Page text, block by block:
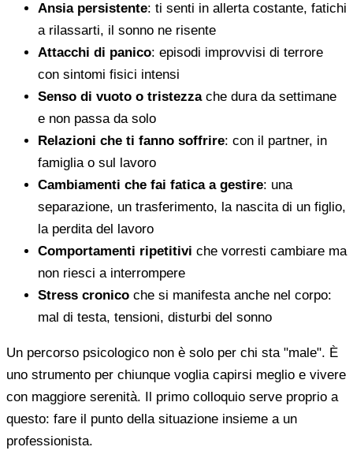
Ansia persistente: ti senti in allerta costante, fatichi
a rilassarti, il sonno ne risente
Attacchi di panico: episodi improvvisi di terrore
con sintomi fisici intensi
Senso di vuoto o tristezzache dura da settimane
e non passa da solo
Relazioni che ti fanno soffrire: con il partner, in
famiglia o sul lavoro
Cambiamenti che fai fatica a gestire: una
separazione, un trasferimento, la nascita di un figlio,
la perdita del lavoro
Comportamenti ripetitivi che vorresti cambiare ma
non riesci a interrompere
Stress cronico che si manifesta anche nel corpo:
mal di testa, tensioni, disturbi del sonno
Un percorso psicologico non è solo per chi sta "male". È
uno strumento per chiunque voglia capirsi meglio e vivere
con maggiore serenità. Il primo colloquio serve proprio a
questo: fare il punto della situazione insieme a un
professionista.